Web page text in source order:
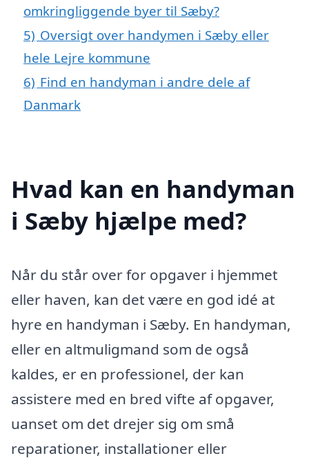
omkringliggende byer til Sæby?
5) Oversigt over handymen i Sæby eller
hele Lejre kommune
6) Find en handyman i andre dele af
Danmark
Hvad kan en handyman
i Sæby hjælpe med?
Når du står over for opgaver i hjemmet
eller haven, kan det være en god idé at
hyre en handyman i Sæby. En handyman,
eller en altmuligmand som de også
kaldes, er en professionel, der kan
assistere med en bred vifte af opgaver,
uanset om det drejer sig om små
reparationer, installationer eller